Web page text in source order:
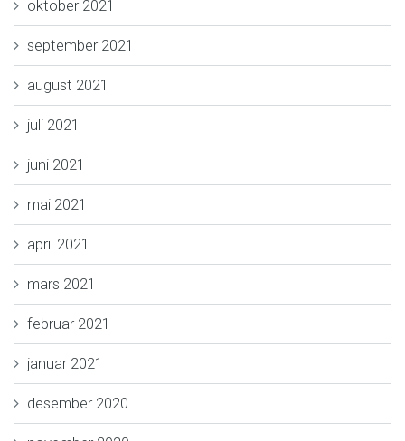
oktober 2021
september 2021
august 2021
juli 2021
juni 2021
mai 2021
april 2021
mars 2021
februar 2021
januar 2021
desember 2020